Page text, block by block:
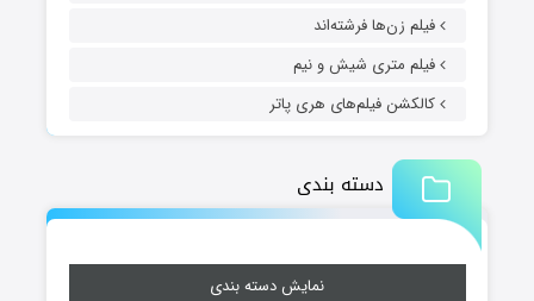
فیلم زن‌ها فرشته‌اند
فیلم متری شیش و نیم
کالکشن فیلم‌های هری پاتر
دسته بندی
نمایش دسته بندی